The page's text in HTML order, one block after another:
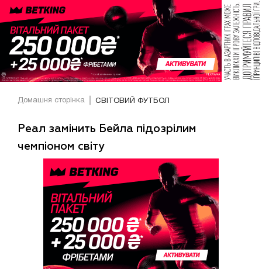
Домашня сторінка СВІТОВИЙ ФУТБОЛ
Реал замінить Бейла підозрілим
чемпіоном світу